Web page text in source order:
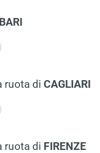
BARI
ruota di CAGLIARI
ruota di FIRENZE